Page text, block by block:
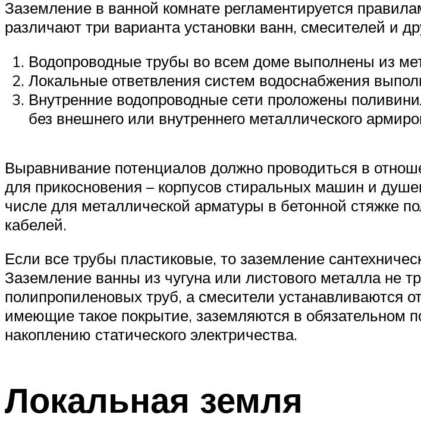
Заземление в ванной комнате регламентируется
различают три варианта установки ванн, смесителей и
Водопроводные трубы во всем доме выполнены из
Локальные ответвления систем водоснабжения
Внутренние водопроводные сети проложены
без внешнего или внутреннего металлического
Выравнивание потенциалов должно проводиться в
для прикосновения – корпусов стиральных машин и
числе для металлической арматуры в бетонной стяжке
кабелей.
Если все трубы пластиковые, то заземление
Заземление ванны из чугуна или листового металла не
полипропиленовых труб, а смесители устанавливаются
имеющие такое покрытие, заземляются в обязательном
накоплению статического электричества.
Локальная земля